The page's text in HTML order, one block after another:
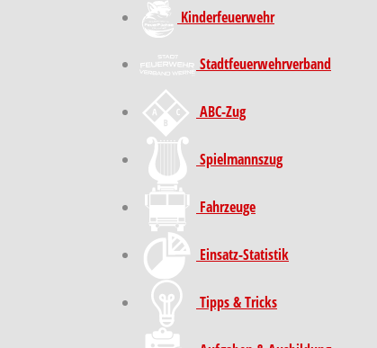
Kinder­feuer­wehr
Stadt­feuer­wehr­verband
ABC-Zug
Spielmannszug
Fahrzeuge
Einsatz-Statistik
Tipps & Tricks